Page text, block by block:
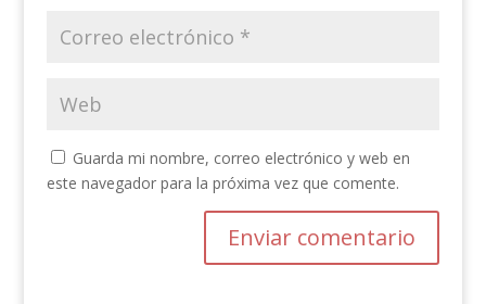
Guarda mi nombre, correo electrónico y web en
este navegador para la próxima vez que comente.